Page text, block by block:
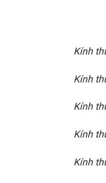
Kính
Kính
Kính
Kính
Kính